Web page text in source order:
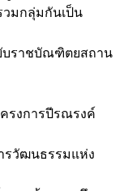
วมกลุ่มกันเป็น
บราชบัณฑิตยสถาน
รงการปีรณรงค์
รวัฒนธรรมแห่ง